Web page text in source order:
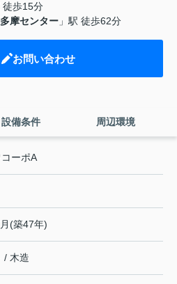
徒歩15分
摩センター 」駅 徒歩62分
お問い合わせ
設備条件 周辺環境
ーポA
(築47年)
/ 木造